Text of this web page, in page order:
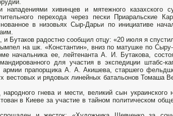
хивинцев и мятежного казахского
перехода через пески Приаральские
в низовьях Сыр-Дарьи по инициативе
Бутаков радостно сообщил отцу: «20 июля я
на шк. «Константин», вниз по матушке по Сыру-
начальника ее, лейтенанта А. И. Бутакова,
для участия в экспедиции штабс-
армии прапорщика А. А. Акишева, старшего
вестовых и рядовых линейных батальонов Томаша
гнева и мести, великий сын украинского
в Киеве за участие в тайном политическом